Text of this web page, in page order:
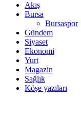
Akış
Bursa
Bursaspor
Gündem
Siyaset
Ekonomi
Yurt
Magazin
Sağlık
Köşe yazıları